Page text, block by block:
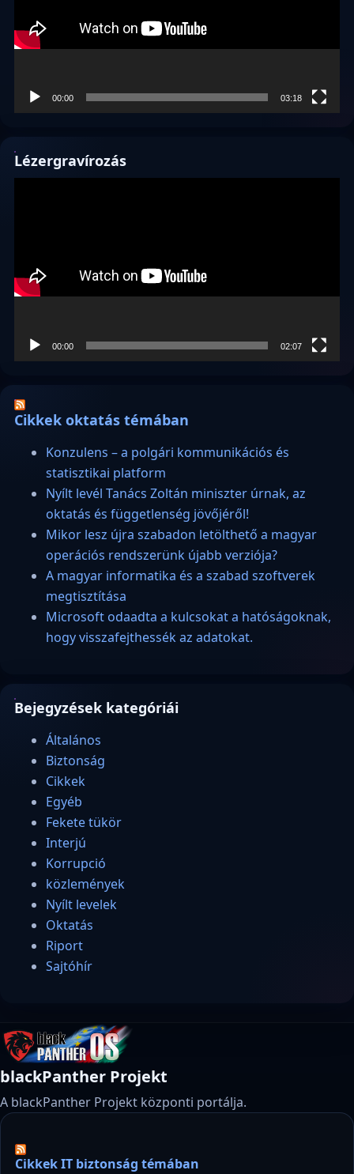
00:00 03:18
Lézergravírozás
00:00 02:07
Cikkek oktatás témában
Konzulens – a polgári kommunikációs és
statisztikai platform
Nyílt levél Tanács Zoltán miniszter úrnak, az
oktatás és függetlenség jövőjéről!
Mikor lesz újra szabadon letölthető a magyar
operációs rendszerünk újabb verziója?
A magyar informatika és a szabad szoftverek
megtisztítása
Microsoft odaadta a kulcsokat a hatóságoknak,
hogy visszafejthessék az adatokat.
Bejegyzések kategóriái
Általános
Biztonság
Cikkek
Egyéb
Fekete tükör
Interjú
Korrupció
közlemények
Nyílt levelek
Oktatás
Riport
Sajtóhír
blackPanther Projekt
A blackPanther Projekt központi portálja.
Cikkek IT biztonság témában